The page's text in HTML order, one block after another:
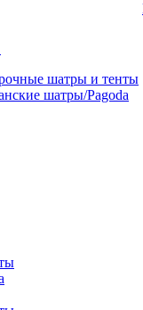
шатры и тенты
шатры/Pagoda